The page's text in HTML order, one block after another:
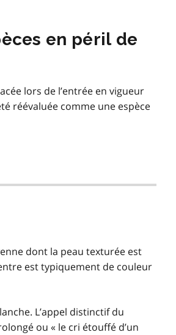
en péril de
lors de l’entrée en vigueur
réévaluée comme une espèce
dont la peau texturée est
est typiquement de couleur
L’appel distinctif du
ou « le cri étouffé d’un